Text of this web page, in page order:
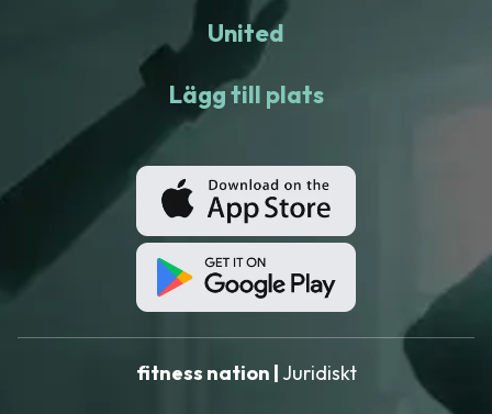
United
Lägg till plats
fitness nation |Juridiskt